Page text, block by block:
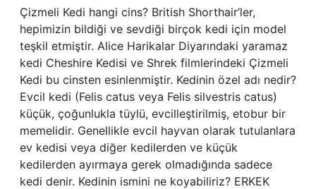
Çizmeli Kedi hangi cins? British Shorthair’ler,
hepimizin bildiği ve sevdiği birçok kedi için model
teşkil etmiştir. Alice Harikalar Diyarındaki yaramaz
kedi Cheshire Kedisi ve Shrek filmlerindeki Çizmeli
Kedi bu cinsten esinlenmiştir. Kedinin özel adı nedir?
Evcil kedi (Felis catus veya Felis silvestris catus)
küçük, çoğunlukla tüylü, evcilleştirilmiş, etobur bir
memelidir. Genellikle evcil hayvan olarak tutulanlara
ev kedisi veya diğer kedilerden ve küçük
kedilerden ayırmaya gerek olmadığında sadece
kedi denir. Kedinin ismini ne koyabiliriz? ERKEK